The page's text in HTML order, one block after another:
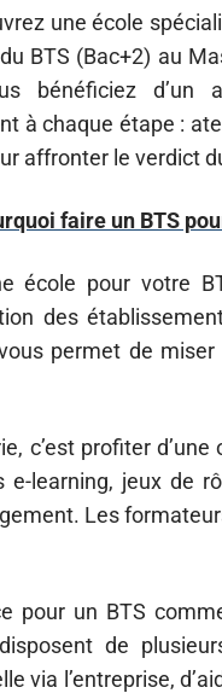
une école
BTS (Bac+2) au
bénéficiez d’un
à chaque étape :
affronter le verdict
faire un BTS
école pour votre
des
permet de
c’est profiter
learning, jeux de
Les
pour un BTS
de
via l’entreprise,